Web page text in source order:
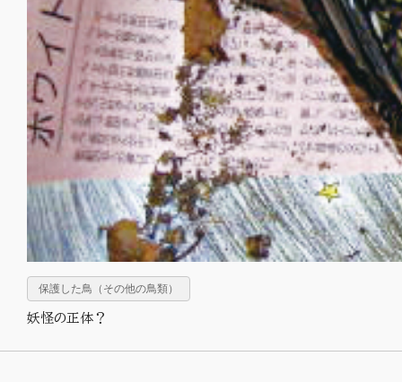
保護した鳥（その他の鳥類）
妖怪の正体？